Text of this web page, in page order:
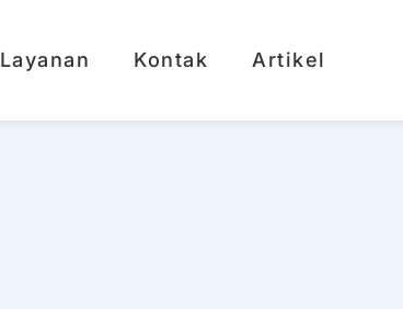
Layanan Kontak Artikel